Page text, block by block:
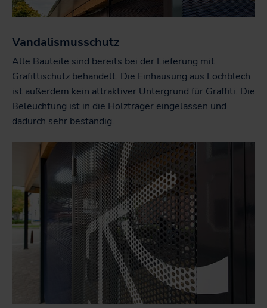
Vandalismusschutz
Alle Bauteile sind bereits bei der Lieferung mit
Grafittischutz behandelt. Die Einhausung aus Lochblech
ist außerdem kein attraktiver Untergrund für Graffiti. Die
Beleuchtung ist in die Holzträger eingelassen und
dadurch sehr beständig.